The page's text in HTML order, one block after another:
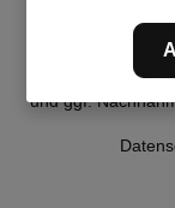
* Alle Preise inkl.
und ggf.